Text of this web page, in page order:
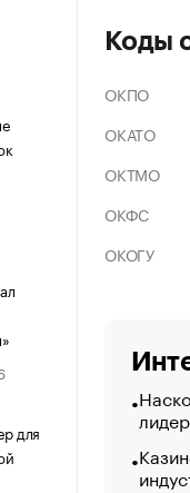
для
Коды
ОКПО
ОКАТО
ОКТМО
ОКФС
ОКОГУ